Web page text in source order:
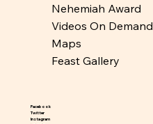
Nehemiah Award
Videos On Demand
Maps
Feast Gallery
Facebook
Twitter
Instagram